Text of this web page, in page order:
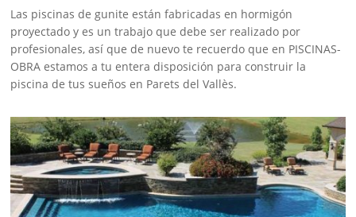
Las piscinas de gunite están fabricadas en hormigón
proyectado y es un trabajo que debe ser realizado por
profesionales, así que de nuevo te recuerdo que en PISCINAS-
OBRA estamos a tu entera disposición para construir la
piscina de tus sueños en Parets del Vallès.